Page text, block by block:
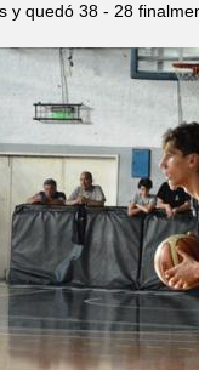
y quedó 38 - 28